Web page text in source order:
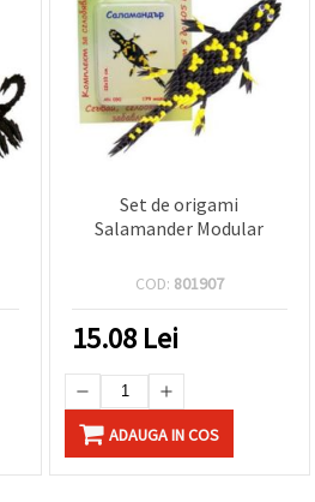
Set de origami
Salamander Modular
COD: 801907
15.08 Lei
ADAUGA IN COS